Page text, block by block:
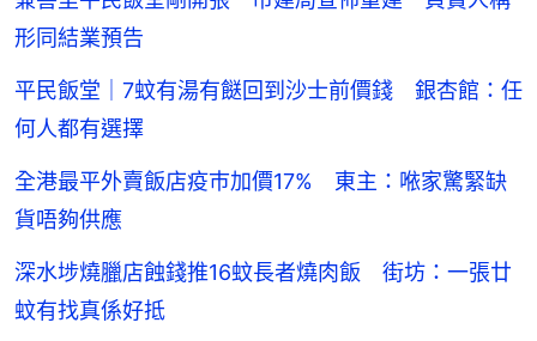
形同結業預告
平民飯堂｜7蚊有湯有餸回到沙士前價錢 銀杏館：任
何人都有選擇
全港最平外賣飯店疫巿加價17% 東主：𠵱家驚緊缺
貨唔夠供應
深水埗燒臘店蝕錢推16蚊長者燒肉飯 街坊：一張廿
蚊有找真係好抵